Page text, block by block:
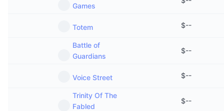
Games
Totem $--
Battle of
Guardians
$--
Voice Street $--
Trinity Of The
Fabled
$--